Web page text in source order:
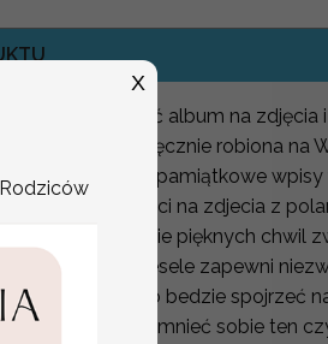
jaką wybrać album na
z fotobudki ręcznie robiona na
oprawą na pamiątkowe
ksiega gosci na zdjecia z
na zatrzymanie pięknych chwil
gości na wesele zapewni
lat po ślubie miło bedzie spojrzeć
jednym i przypomnieć sobie ten
X